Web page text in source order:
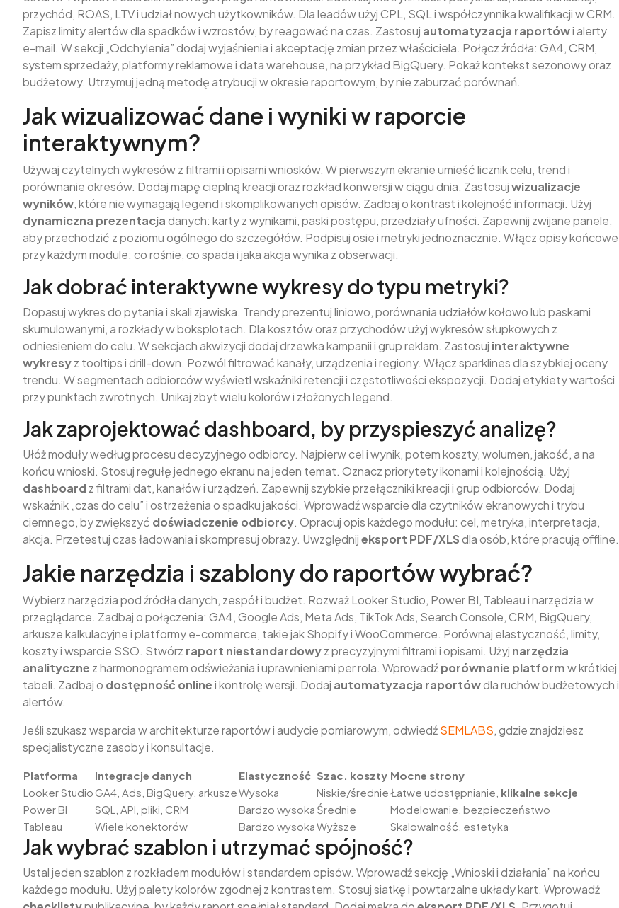
przychód, ROAS, LTV i udział nowych użytkowników. Dla leadów użyj CPL, SQL i współczynnika kwalifikacji w CRM.
Zapisz limity alertów dla spadków i wzrostów, by reagować na czas. Zastosuj automatyzacja raportówi alerty
e-mail. W sekcji „Odchylenia” dodaj wyjaśnienia i akceptację zmian przez właściciela. Połącz źródła: GA4, CRM,
system sprzedaży, platformy reklamowe i data warehouse, na przykład BigQuery. Pokaż kontekst sezonowy oraz
budżetowy. Utrzymuj jedną metodę atrybucji w okresie raportowym, by nie zaburzać porównań.
Jak wizualizować dane i wyniki w raporcie
interaktywnym?
Używaj czytelnych wykresów z filtrami i opisami wniosków. W pierwszym ekranie umieść licznik celu, trend i
porównanie okresów. Dodaj mapę cieplną kreacji oraz rozkład konwersji w ciągu dnia. Zastosujwizualizacje
wyników, które nie wymagają legend i skomplikowanych opisów. Zadbaj o kontrast i kolejność informacji. Użyj
dynamiczna prezentacjadanych: karty z wynikami, paski postępu, przedziały ufności. Zapewnij zwijane panele,
aby przechodzić z poziomu ogólnego do szczegółów. Podpisuj osie i metryki jednoznacznie. Włącz opisy końcowe
przy każdym module: co rośnie, co spada i jaka akcja wynika z obserwacji.
Jak dobrać interaktywne wykresy do typu metryki?
Dopasuj wykres do pytania i skali zjawiska. Trendy prezentuj liniowo, porównania udziałów kołowo lub paskami
skumulowanymi, a rozkłady w boksplotach. Dla kosztów oraz przychodów użyj wykresów słupkowych z
odniesieniem do celu. W sekcjach akwizycji dodaj drzewka kampanii i grup reklam. Zastosuj interaktywne
wykresyz tooltips i drill-down. Pozwól filtrować kanały, urządzenia i regiony. Włącz sparklines dla szybkiej oceny
trendu. W segmentach odbiorców wyświetl wskaźniki retencji i częstotliwości ekspozycji. Dodaj etykiety wartości
przy punktach zwrotnych. Unikaj zbyt wielu kolorów i złożonych legend.
Jak zaprojektować dashboard, by przyspieszyć analizę?
Ułóż moduły według procesu decyzyjnego odbiorcy. Najpierw cel i wynik, potem koszty, wolumen, jakość, a na
końcu wnioski. Stosuj regułę jednego ekranu na jeden temat. Oznacz priorytety ikonami i kolejnością. Użyj
dashboardz filtrami dat, kanałów i urządzeń. Zapewnij szybkie przełączniki kreacji i grup odbiorców. Dodaj
wskaźnik „czas do celu” i ostrzeżenia o spadku jakości. Wprowadź wsparcie dla czytników ekranowych i trybu
ciemnego, by zwiększyć doświadczenie odbiorcy. Opracuj opis każdego modułu: cel, metryka, interpretacja,
akcja. Przetestuj czas ładowania i skompresuj obrazy. Uwzględnijeksport PDF/XLSdla osób, które pracują offline.
Jakie narzędzia i szablony do raportów wybrać?
Wybierz narzędzia pod źródła danych, zespół i budżet. Rozważ Looker Studio, Power BI, Tableau i narzędzia w
przeglądarce. Zadbaj o połączenia: GA4, Google Ads, Meta Ads, TikTok Ads, Search Console, CRM, BigQuery,
arkusze kalkulacyjne i platformy e-commerce, takie jak Shopify i WooCommerce. Porównaj elastyczność, limity,
koszty i wsparcie SSO. Stwórz raport niestandardowyz precyzyjnymi filtrami i opisami. Użyj narzędzia
analityczne z harmonogramem odświeżania i uprawnieniami per rola. Wprowadźporównanie platformw krótkiej
tabeli. Zadbaj o dostępność onlinei kontrolę wersji. Dodaj automatyzacja raportówdla ruchów budżetowych i
alertów.
Jeśli szukasz wsparcia w architekturze raportów i audycie pomiarowym, odwiedźSEMLABS, gdzie znajdziesz
specjalistyczne zasoby i konsultacje.
Platforma Integracje danych Elastyczność Szac. koszty Mocne strony
Looker Studio GA4, Ads, BigQuery, arkuszeWysoka Niskie/średnieŁatwe udostępnianie, klikalne sekcje
Power BI
SQL, API, pliki, CRM Bardzo wysoka Średnie
Modelowanie, bezpieczeństwo
Tableau
Wiele konektorów Bardzo wysokaWyższe Skalowalność, estetyka
Jak wybrać szablon i utrzymać spójność?
Ustal jeden szablon z rozkładem modułów i standardem opisów. Wprowadź sekcję „Wnioski i działania” na końcu
każdego modułu. Użyj palety kolorów zgodnej z kontrastem. Stosuj siatkę i powtarzalne układy kart. Wprowadź